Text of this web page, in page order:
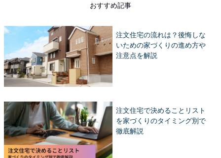
おすすめ記事
注文住宅の流れは？後悔しな
いための家づくりの進め方や
注意点を解説
注文住宅で決めることリスト
を家づくりのタイミング別で
徹底解説